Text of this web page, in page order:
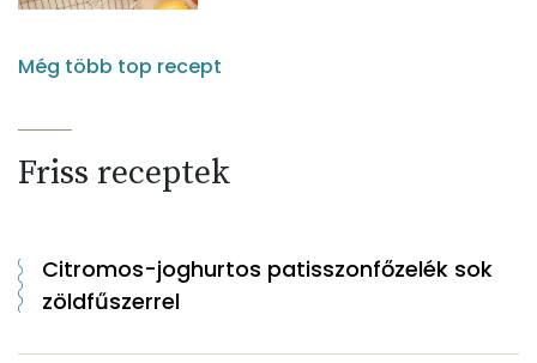
Még több top recept
Friss receptek
Citromos-joghurtos patisszonfőzelék sok
zöldfűszerrel